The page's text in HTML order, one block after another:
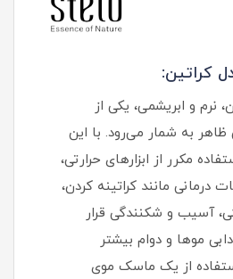
کراتین:
نرم و ابریشمی، یکی از
ظاهر به شمار می‌رود. با این
مکرر از ابزارهای حرارتی،
درمانی مانند کراتینه کردن،
آسیب و شکنندگی قرار
موها و دوام بیشتر
از یک ماسک موی